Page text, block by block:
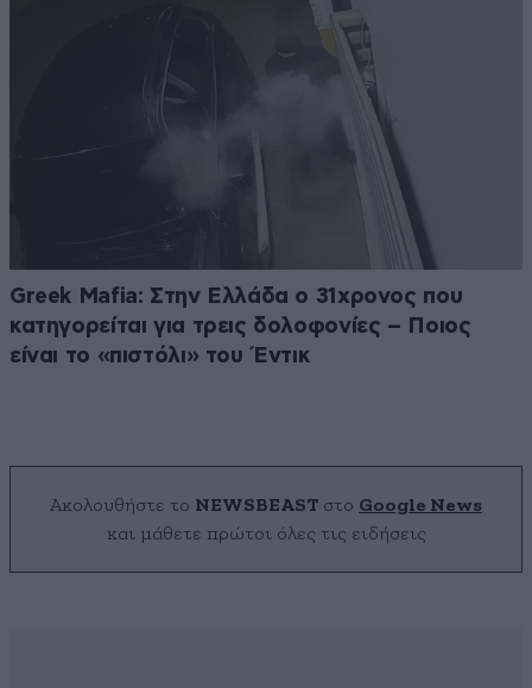
Greek Mafia: Στην Ελλάδα ο 31χρονος που
κατηγορείται για τρεις δολοφονίες – Ποιος
είναι το «πιστόλι» του Έντικ
Ακολουθήστε το NEWSBEAST στο Google News
και μάθετε πρώτοι όλες τις ειδήσεις